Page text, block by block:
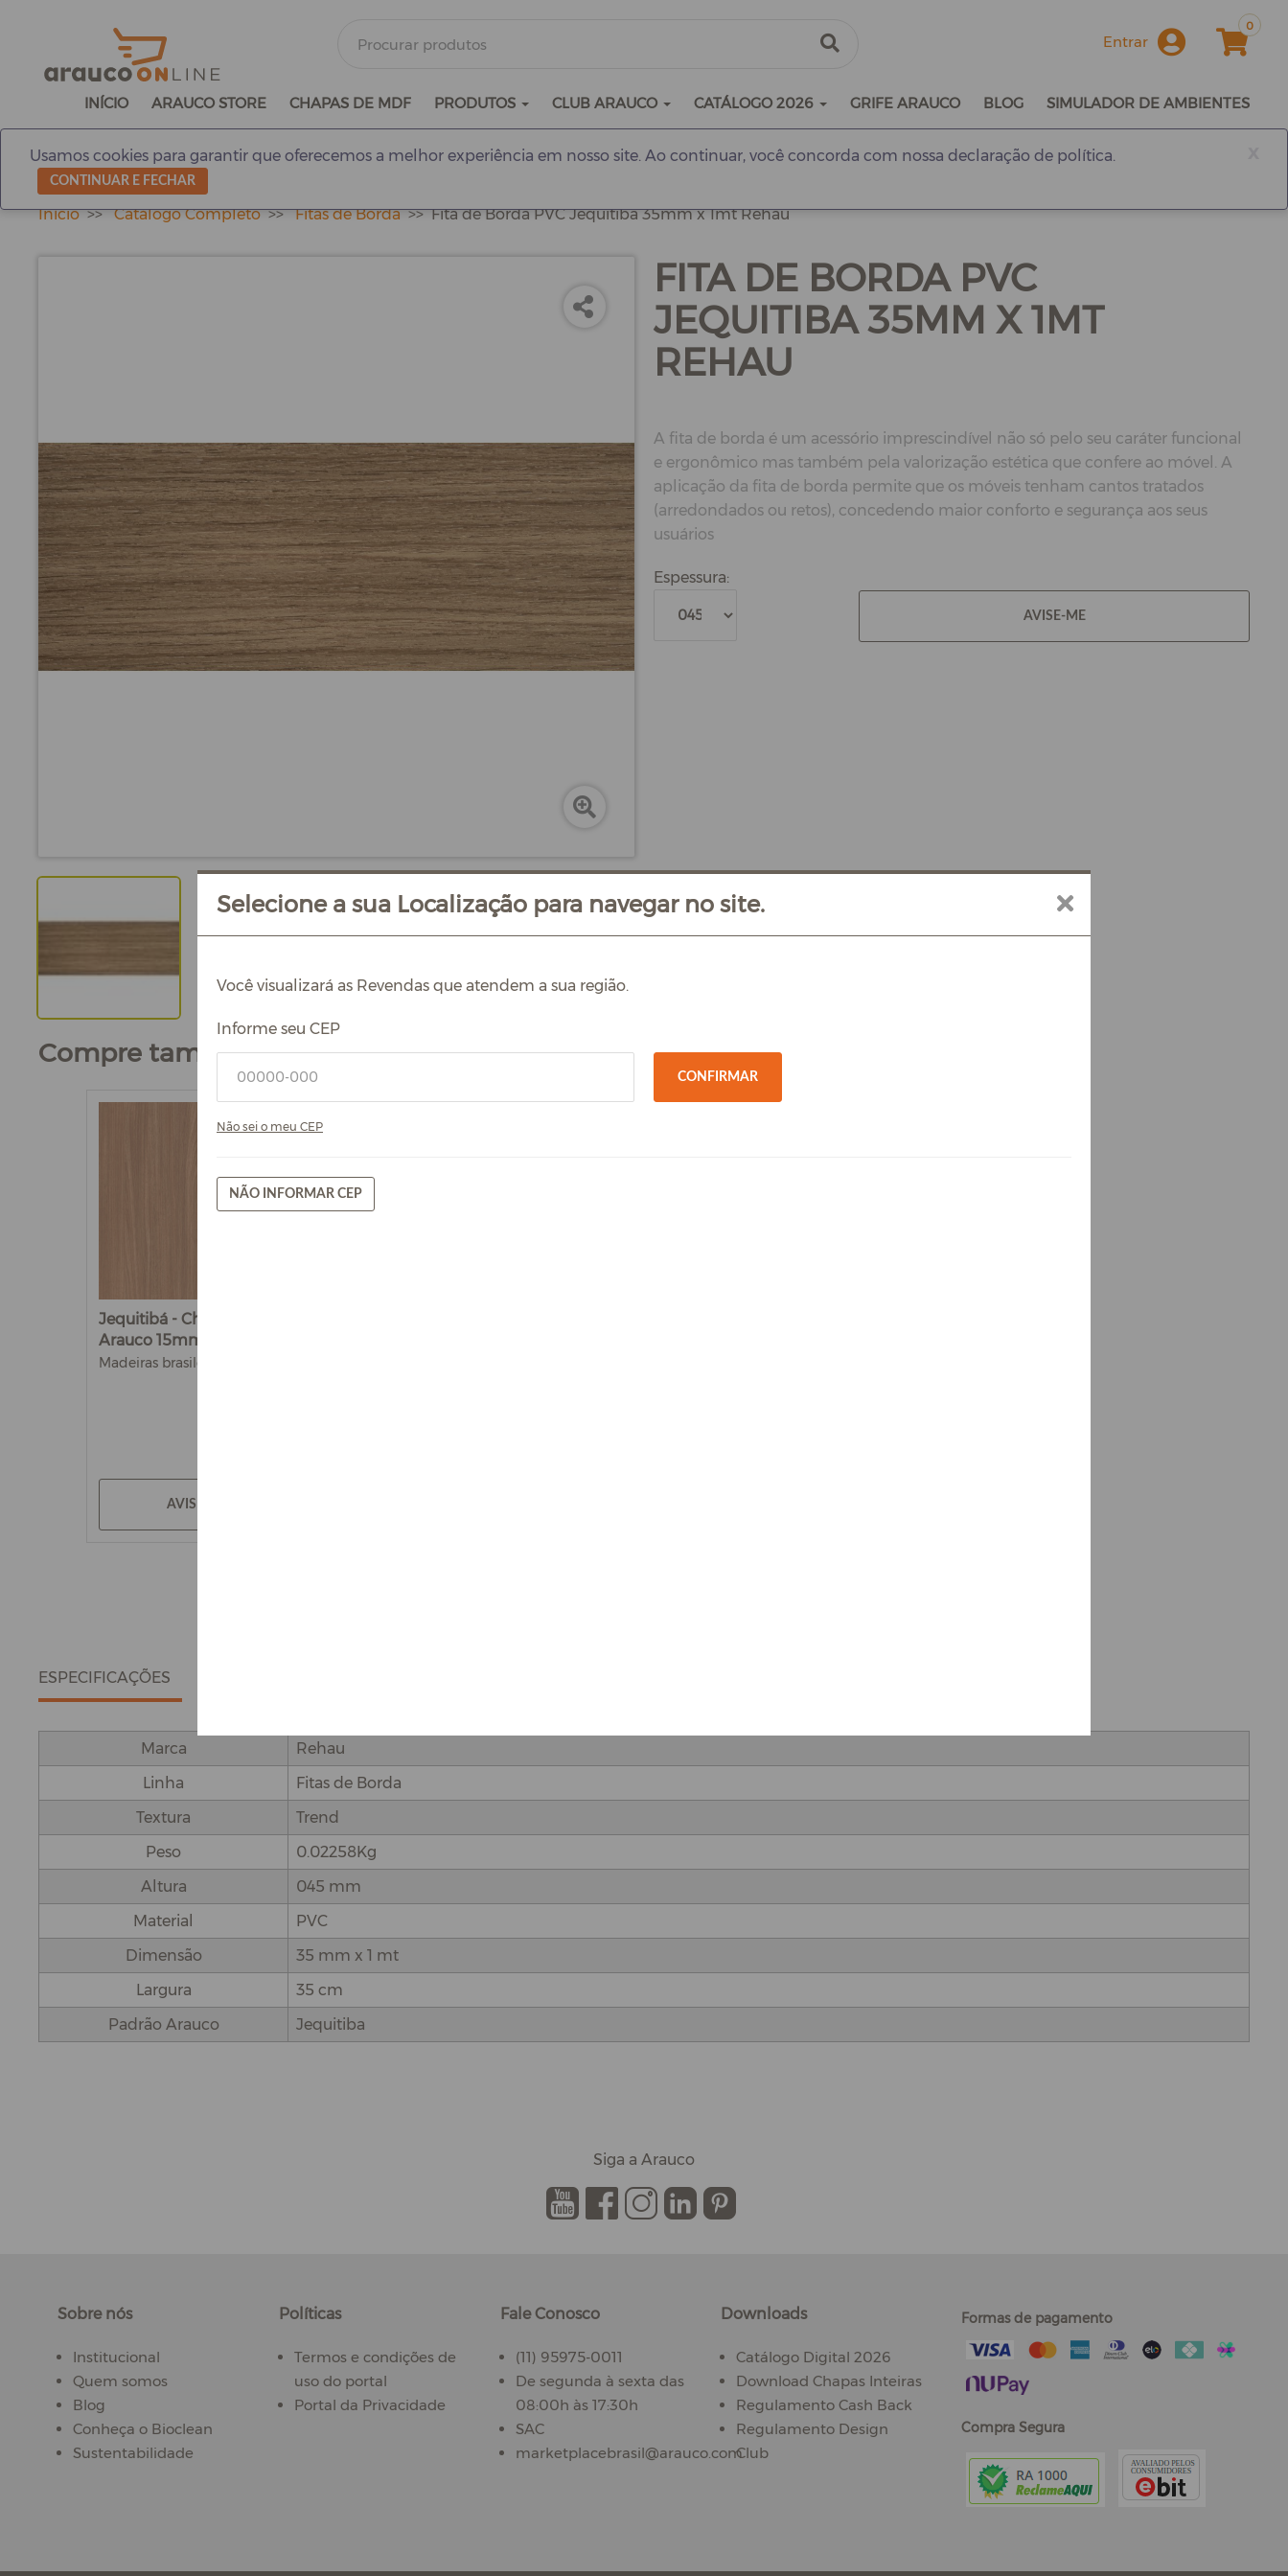
Entrar
0
INÍCIO ARAUCO STORE CHAPAS DE MDF PRODUTOS CLUB ARAUCO CATÁLOGO 2026 GRIFE ARAUCO BLOG SIMULADOR DE AMBIENTES
Usamos cookies para garantir que oferecemos a melhor experiência em nosso site. Ao continuar, você concorda com nossa declaração de política.
CONTINUAR E FECHAR
Início Catálogo Completo Fitas de Borda Fita de Borda PVC Jequitiba 35mm x 1mt Rehau
FITA DE BORDA PVC
JEQUITIBA 35MM X 1MT
REHAU
A fita de borda é um acessório imprescindível não só pelo seu caráter funcional
e ergonômico mas também pela valorização estética que confere ao móvel. A
aplicação da fita de borda permite que os móveis tenham cantos tratados
(arredondados ou retos), concedendo maior conforto e segurança aos seus
usuários
Espessura:
AVISE-ME
Compre também
Jequitibá - Chapa de MDF
Arauco 15mm
Madeiras brasileiras
AVISE-ME
ESPECIFICAÇÕES
Marca
Rehau
Linha
Fitas de Borda
Textura
Trend
Peso
0.02258Kg
Altura
045 mm
Material
PVC
Dimensão
35 mm x 1 mt
Largura
35 cm
Padrão Arauco
Jequitiba
Siga a Arauco
. . . . .
Sobre nós
Institucional
Quem somos
Blog
Conheça o Bioclean
Sustentabilidade
Políticas
Termos e condições de
uso do portal
Portal da Privacidade
Fale Conosco
(11) 95975-0011
De segunda à sexta das
08:00h às 17:30h
SAC
marketplacebrasil@arauco.com
Downloads
Catálogo Digital 2026
Download Chapas Inteiras
Regulamento Cash Back
Regulamento Design
Club
Formas de pagamento
Compra Segura
Você visualizará as Revendas que atendem a sua região.
Informe seu CEP
CONFIRMAR
Não sei o meu CEP
NÃO INFORMAR CEP
Selecione a sua Localização para navegar no site.